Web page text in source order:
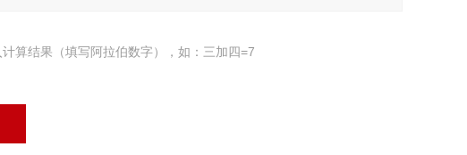
算结果（填写阿拉伯数字），如：三加四=7